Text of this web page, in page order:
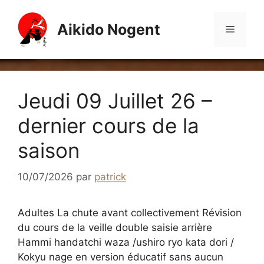
contenu
Aikido Nogent Menu
Jeudi 09 Juillet 26 –
dernier cours de la
saison
10/07/2026 par patrick
Adultes La chute avant collectivement Révision
du cours de la veille double saisie arrière
Hammi handatchi waza /ushiro ryo kata dori /
Kokyu nage en version éducatif sans aucun